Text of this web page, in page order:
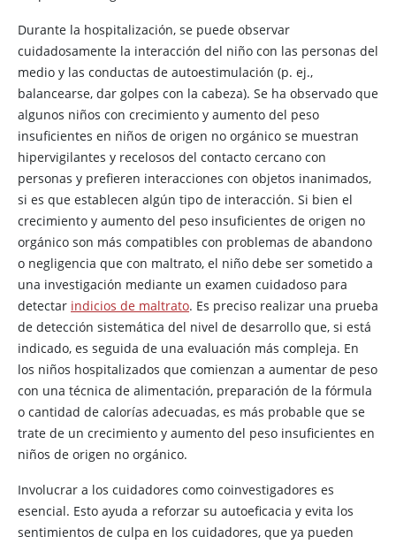
Durante la hospitalización, se puede observar
cuidadosamente la interacción del niño con las personas del
medio y las conductas de autoestimulación (p. ej.,
balancearse, dar golpes con la cabeza). Se ha observado que
algunos niños con crecimiento y aumento del peso
insuficientes en niños de origen no orgánico se muestran
hipervigilantes y recelosos del contacto cercano con
personas y prefieren interacciones con objetos inanimados,
si es que establecen algún tipo de interacción. Si bien el
crecimiento y aumento del peso insuficientes de origen no
orgánico son más compatibles con problemas de abandono
o negligencia que con maltrato, el niño debe ser sometido a
una investigación mediante un examen cuidadoso para
detectar indicios de maltrato. Es preciso realizar una prueba
de detección sistemática del nivel de desarrollo que, si está
indicado, es seguida de una evaluación más compleja. En
los niños hospitalizados que comienzan a aumentar de peso
con una técnica de alimentación, preparación de la fórmula
o cantidad de calorías adecuadas, es más probable que se
trate de un crecimiento y aumento del peso insuficientes en
niños de origen no orgánico.
Involucrar a los cuidadores como coinvestigadores es
esencial. Esto ayuda a reforzar su autoeficacia y evita los
sentimientos de culpa en los cuidadores, que ya pueden